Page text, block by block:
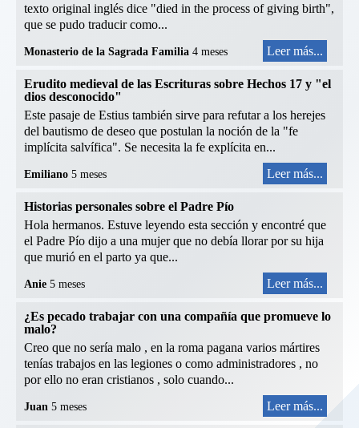
texto original inglés dice "died in the process of giving birth",
que se pudo traducir como...
Monasterio de la Sagrada Familia 4 meses Leer más...
Erudito medieval de las Escrituras sobre Hechos 17 y "el
dios desconocido"
Este pasaje de Estius también sirve para refutar a los herejes
del bautismo de deseo que postulan la noción de la "fe
implícita salvífica". Se necesita la fe explícita en...
Emiliano 5 meses Leer más...
Historias personales sobre el Padre Pío
Hola hermanos. Estuve leyendo esta sección y encontré que
el Padre Pío dijo a una mujer que no debía llorar por su hija
que murió en el parto ya que...
Anie 5 meses Leer más...
¿Es pecado trabajar con una compañía que promueve lo
malo?
Creo que no sería malo , en la roma pagana varios mártires
tenías trabajos en las legiones o como administradores , no
por ello no eran cristianos , solo cuando...
Juan 5 meses Leer más...